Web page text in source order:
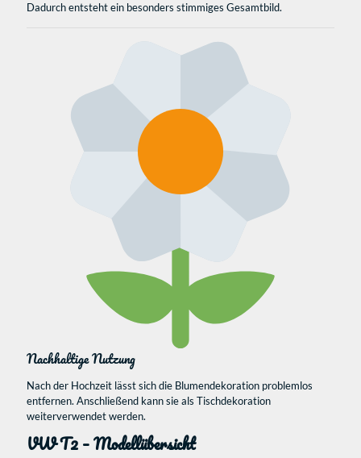
Dadurch entsteht ein besonders stimmiges Gesamtbild.
Nachhaltige Nutzung
Nach der Hochzeit lässt sich die Blumendekoration problemlos
entfernen. Anschließend kann sie als Tischdekoration
weiterverwendet werden.
VW T2 – Modellübersicht